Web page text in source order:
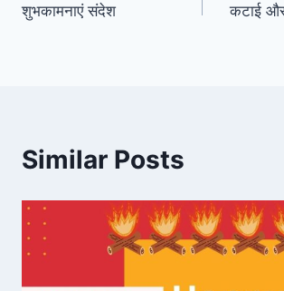
शुभकामनाएं संदेश
कटाई
Similar Posts